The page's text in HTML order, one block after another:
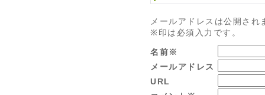
メールアドレスは公開され
※印は必須入力です。
名前※
メールアドレス
URL